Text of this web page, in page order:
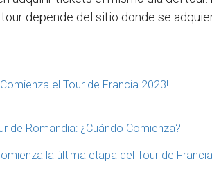
depende del sitio donde se
el Tour de Francia 2023!
de Romandia: ¿Cuándo Comienza?
la última etapa del Tour de